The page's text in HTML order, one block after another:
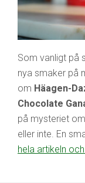
Som vanligt på
nya smaker på
om Häagen-
Chocolate
på mysteriet
eller inte. En
hela artikeln